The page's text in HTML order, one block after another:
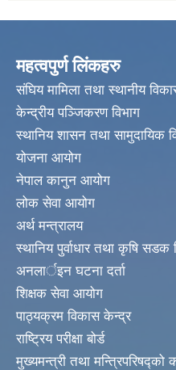
महत्वपुर्ण लिंकहरु
संघिय मामिला तथा स्थानीय
केन्द्रीय पञ्जिकरण विभाग
स्थानिय शासन तथा सामुदायिक
योजना आयोग
नेपाल कानुन आयोग
लोक सेवा आयोग
अर्थ मन्त्रालय
स्थानिय पुर्वाधार तथा कृषि सडक
अनलार्इन घटना दर्ता
शिक्षक सेवा आयोग
पाठ्यक्रम विकास केन्द्र
राष्ट्रिय परीक्षा बोर्ड
मुख्यमन्त्री तथा मन्त्रिपरिषद्को